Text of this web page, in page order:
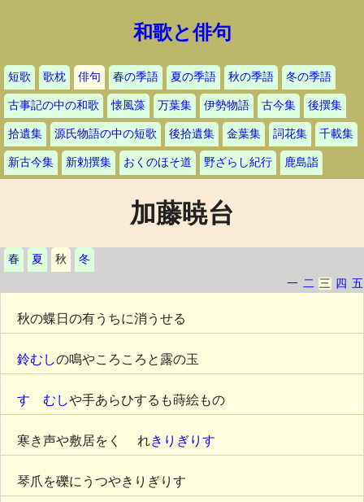
和歌と俳句
短歌 歌枕 俳句 春の季語 夏の季語 秋の季語 冬の季語
古事記の中の和歌 懐風藻 万葉集 伊勢物語 古今集 後撰集
拾遺集 源氏物語の中の短歌 後拾遺集 金葉集 詞花集 千載集
新古今集 新勅撰集 おくのほそ道 野ざらし紀行 鹿島詣
加藤暁台
春 夏 秋
冬
一 二 三 四 五
秋の蝶日の有うちに消うせる
鈴むしの鳴やころころと露の玉
すゞむしや手あらひするも蒔絵もの
寒き声や敷居をく ゞれきりぎりす
琴爪を礫にうつやきりぎりす